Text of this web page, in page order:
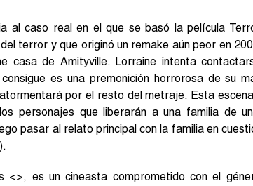
al caso real en el que se basó la película
terror y que originó un remake aún peor en
casa de Amityville. Lorraine intenta
es una premonición horrorosa de su
por el resto del metraje. Esta
personajes que liberarán a una familia de
pasar al relato principal con la familia en
<>, es un cineasta comprometido con el